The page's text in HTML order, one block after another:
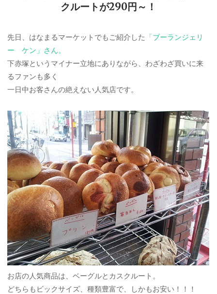
クルートが290円～！
先日、はなまるマーケットでもご紹介した 「ブーランジェリ
ー ケン」さん。
下赤塚というマイナー立地にありながら、わざわざ買いに来
るファンも多く
一日中お客さんの絶えない人気店です。
お店の人気商品は、ベーグルとカスクルート。
どちらもビックサイズ、種類豊富で、しかもお安い！！！